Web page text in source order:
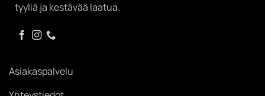
tyyliä ja kestävää laatua.
Asiakaspalvelu